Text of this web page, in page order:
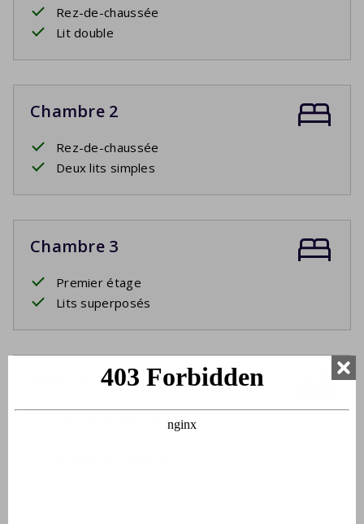
Rez-de-chaussée
Lit double
Chambre 2
Rez-de-chaussée
Deux lits simples
Chambre 3
Premier étage
Lits superposés
Salle de bain 1